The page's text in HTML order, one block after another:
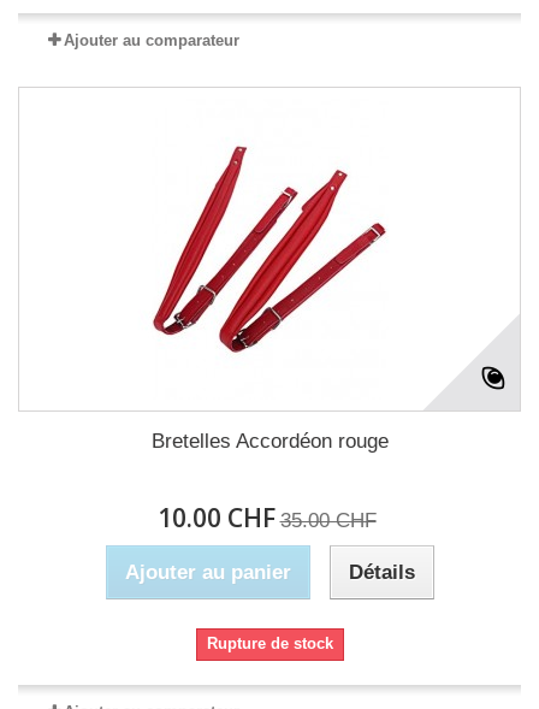
Ajouter au comparateur
Bretelles Accordéon rouge
10.00 CHF 35.00 CHF
Ajouter au panier Détails
Rupture de stock